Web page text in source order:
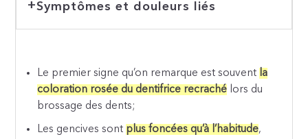
Symptômes et douleurs liés
Le premier signe qu’on remarque est souvent la
coloration rosée du dentifrice recraché lors du
brossage des dents;
Les gencives sont plus foncées qu’à l’habitude,